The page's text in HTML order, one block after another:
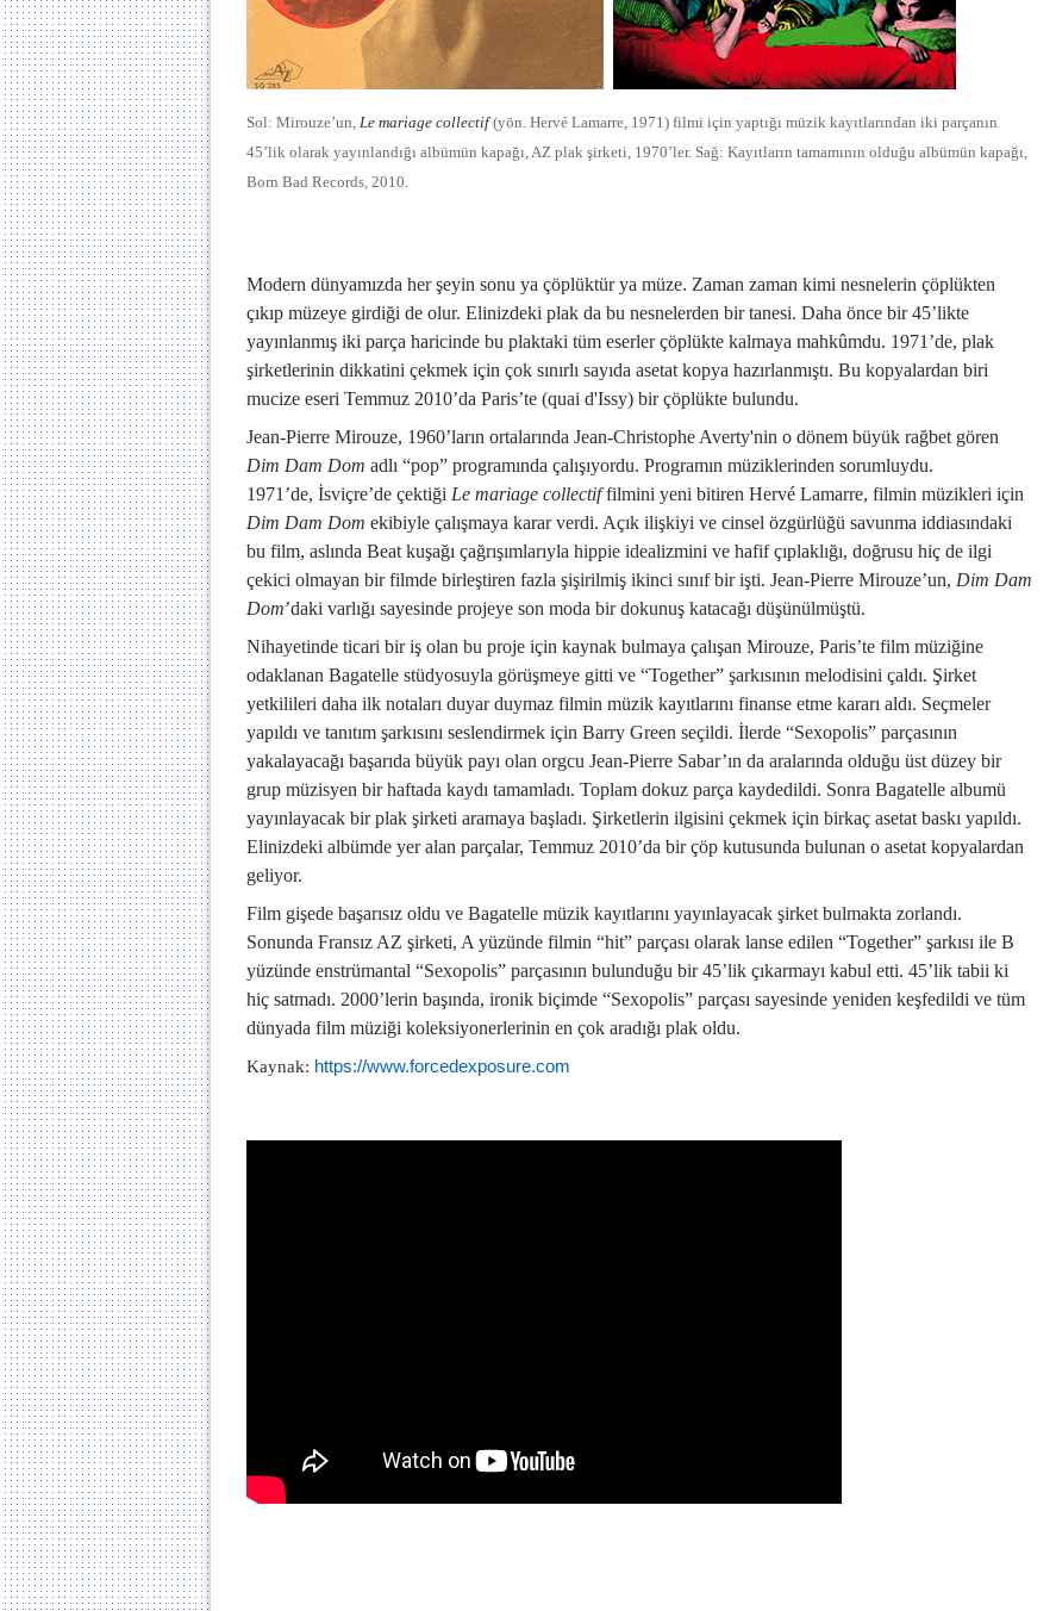
Sol: Mirouze’un, Le mariage collectif(yön. Hervé Lamarre, 1971) filmi için yaptığı müzik kayıtlarından iki parçanın
45’lik olarak yayınlandığı albümün kapağı, AZ plak şirketi, 1970’ler. Sağ: Kayıtların tamamının olduğu albümün kapağı,
Born Bad Records, 2010.
Modern dünyamızda her şeyin sonu ya çöplüktür ya müze. Zaman zaman kimi nesnelerin çöplükten
çıkıp müzeye girdiği de olur. Elinizdeki plak da bu nesnelerden bir tanesi. Daha önce bir 45’likte
yayınlanmış iki parça haricinde bu plaktaki tüm eserler çöplükte kalmaya mahkûmdu. 1971’de, plak
şirketlerinin dikkatini çekmek için çok sınırlı sayıda asetat kopya hazırlanmıştı. Bu kopyalardan biri
mucize eseri Temmuz 2010’da Paris’te (quai d'Issy) bir çöplükte bulundu.
Jean-Pierre Mirouze, 1960’ların ortalarında Jean-Christophe Averty'nin o dönem büyük rağbet gören
Dim Dam Dom adlı “pop” programında çalışıyordu. Programın müziklerinden sorumluydu.
1971’de, İsviçre’de çektiği Le mariage collectiffilmini yeni bitiren Hervé Lamarre, filmin müzikleri için
Dim Dam Dom ekibiyle çalışmaya karar verdi. Açık ilişkiyi ve cinsel özgürlüğü savunma iddiasındaki
bu film, aslında Beat kuşağı çağrışımlarıyla hippie idealizmini ve hafif çıplaklığı, doğrusu hiç de ilgi
çekici olmayan bir filmde birleştiren fazla şişirilmiş ikinci sınıf bir işti. Jean-Pierre Mirouze’un, Dim Dam
Dom’daki varlığı sayesinde projeye son moda bir dokunuş katacağı düşünülmüştü.
Nihayetinde ticari bir iş olan bu proje için kaynak bulmaya çalışan Mirouze, Paris’te film müziğine
odaklanan Bagatelle stüdyosuyla görüşmeye gitti ve “Together” şarkısının melodisini çaldı. Şirket
yetkilileri daha ilk notaları duyar duymaz filmin müzik kayıtlarını finanse etme kararı aldı. Seçmeler
yapıldı ve tanıtım şarkısını seslendirmek için Barry Green seçildi. İlerde “Sexopolis” parçasının
yakalayacağı başarıda büyük payı olan orgcu Jean-Pierre Sabar’ın da aralarında olduğu üst düzey bir
grup müzisyen bir haftada kaydı tamamladı. Toplam dokuz parça kaydedildi. Sonra Bagatelle albumü
yayınlayacak bir plak şirketi aramaya başladı. Şirketlerin ilgisini çekmek için birkaç asetat baskı yapıldı.
Elinizdeki albümde yer alan parçalar, Temmuz 2010’da bir çöp kutusunda bulunan o asetat kopyalardan
geliyor.
Film gişede başarısız oldu ve Bagatelle müzik kayıtlarını yayınlayacak şirket bulmakta zorlandı.
Sonunda Fransız AZ şirketi, A yüzünde filmin “hit” parçası olarak lanse edilen “Together” şarkısı ile B
yüzünde enstrümantal “Sexopolis” parçasının bulunduğu bir 45’lik çıkarmayı kabul etti. 45’lik tabii ki
hiç satmadı. 2000’lerin başında, ironik biçimde “Sexopolis” parçası sayesinde yeniden keşfedildi ve tüm
dünyada film müziği koleksiyonerlerinin en çok aradığı plak oldu.
Kaynak: https://www.forcedexposure.com